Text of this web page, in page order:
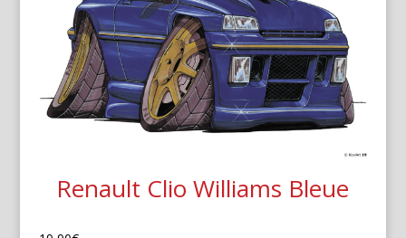
Renault Clio Williams Bleue